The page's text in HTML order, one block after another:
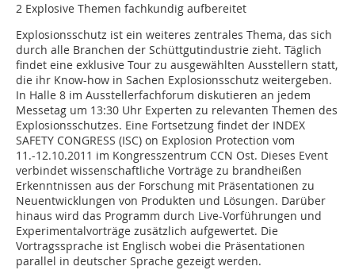
2 Explosive Themen fachkundig aufbereitet
Explosionsschutz ist ein weiteres zentrales Thema, das sich
durch alle Branchen der Schüttgutindustrie zieht. Täglich
findet eine exklusive Tour zu ausgewählten Ausstellern statt,
die ihr Know-how in Sachen Explosionsschutz weitergeben.
In Halle 8 im Ausstellerfachforum diskutieren an jedem
Messetag um 13:30 Uhr Experten zu relevanten Themen des
Explosionsschutzes. Eine Fortsetzung findet der INDEX
SAFETY CONGRESS (ISC) on Explosion Protection vom
11.-12.10.2011 im Kongresszentrum CCN Ost. Dieses Event
verbindet wissenschaftliche Vorträge zu brandheißen
Erkenntnissen aus der Forschung mit Präsentationen zu
Neuentwicklungen von Produkten und Lösungen. Darüber
hinaus wird das Programm durch Live-Vorführungen und
Experimentalvorträge zusätzlich aufgewertet. Die
Vortragssprache ist Englisch wobei die Präsentationen
parallel in deutscher Sprache gezeigt werden.